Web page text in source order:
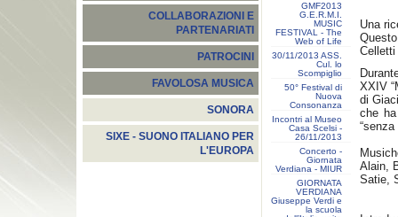
COLLABORAZIONI E
PARTENARIATI
PATROCINI
FAVOLOSA MUSICA
SONORA
SIXE - SUONO ITALIANO PER
L'EUROPA
GMF2013
G.E.R.M.I.
MUSIC
FESTIVAL - The
Web of Life
30/11/2013 ASS.
Cul. lo
Scompiglio
50° Festival di
Nuova
Consonanza
Incontri al Museo
Casa Scelsi -
26/11/2013
Concerto -
Giornata
Verdiana - MIUR
GIORNATA
VERDIANA
Giuseppe Verdi e
la scuola
Una
Celletti
XXIV
di
che ha
Alain,
Satie,